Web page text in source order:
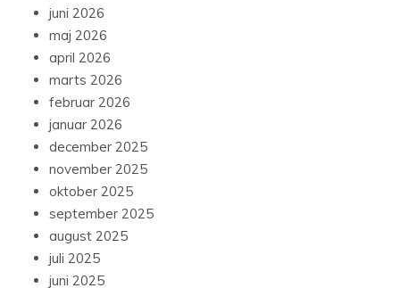
juni 2026
maj 2026
april 2026
marts 2026
februar 2026
januar 2026
december 2025
november 2025
oktober 2025
september 2025
august 2025
juli 2025
juni 2025